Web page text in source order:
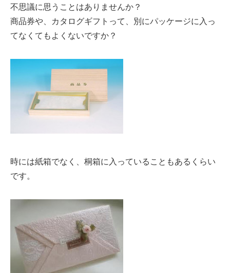
不思議に思うことはありませんか？
商品券や、カタログギフトって、別にパッケージに入っ
てなくてもよくないですか？
時には紙箱でなく、桐箱に入っていることもあるくらい
です。